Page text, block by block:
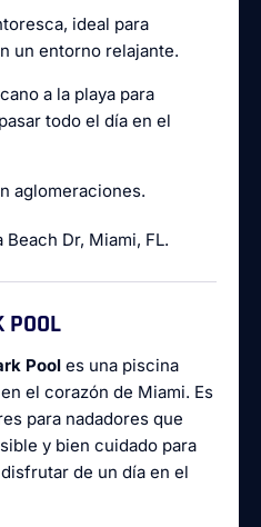
ideal para
un entorno relajante.
a la playa para
todo el día en el
aglomeraciones.
Dr, Miami, FL.
POOL
Pool es una piscina
el corazón de Miami. Es
para nadadores que
y bien cuidado para
de un día en el